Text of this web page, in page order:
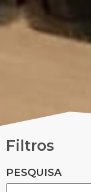
Filtros
PESQUISA